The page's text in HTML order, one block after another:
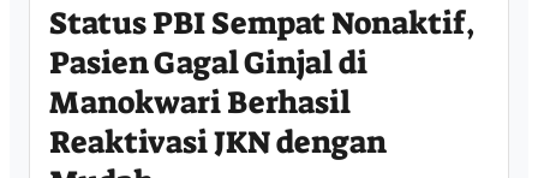
Status PBI Sempat Nonaktif,
Pasien Gagal Ginjal di
Manokwari Berhasil
Reaktivasi JKN dengan